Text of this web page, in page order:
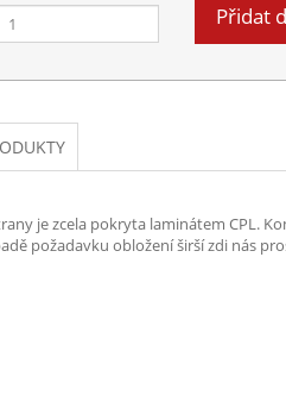
Přidat
je zcela pokryta laminátem CPL.
požadavku obložení širší zdi nás